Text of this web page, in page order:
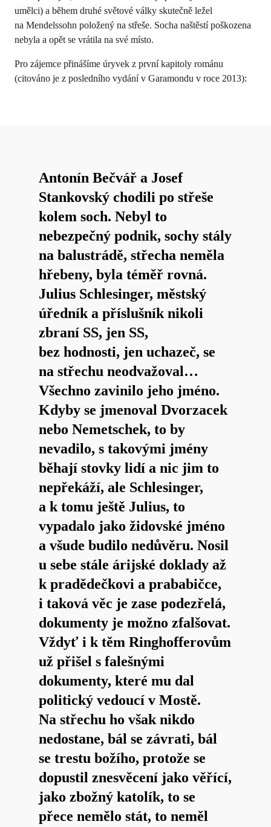
umělci) a během druhé světové války skutečně ležel
na Mendelssohn položený na střeše. Socha naštěstí poškozena
nebyla a opět se vrátila na své místo.
Pro zájemce přinášíme úryvek z první kapitoly románu
(citováno je z posledního vydání v Garamondu v roce 2013):
Antonín Bečvář a Josef
Stankovský chodili po střeše
kolem soch. Nebyl to
nebezpečný podnik, sochy stály
na balustrádě, střecha neměla
hřebeny, byla téměř rovná.
Julius Schlesinger, městský
úředník a příslušník nikoli
zbraní SS, jen SS,
bez hodnosti, jen uchazeč, se
na střechu neodvažoval…
Všechno zavinilo jeho jméno.
Kdyby se jmenoval Dvorzacek
nebo Nemetschek, to by
nevadilo, s takovými jmény
běhají stovky lidí a nic jim to
nepřekáží, ale Schlesinger,
a k tomu ještě Julius, to
vypadalo jako židovské jméno
a všude budilo nedůvěru. Nosil
u sebe stále árijské doklady až
k pradědečkovi a prababičce,
i taková věc je zase podezřelá,
dokumenty je možno zfalšovat.
Vždyť i k těm Ringhofferovům
už přišel s falešnými
dokumenty, které mu dal
politický vedoucí v Mostě.
Na střechu ho však nikdo
nedostane, bál se závrati, bál
se trestu božího, protože se
dopustil znesvěcení jako věřící,
jako zbožný katolík, to se
přece nemělo stát, to neměl